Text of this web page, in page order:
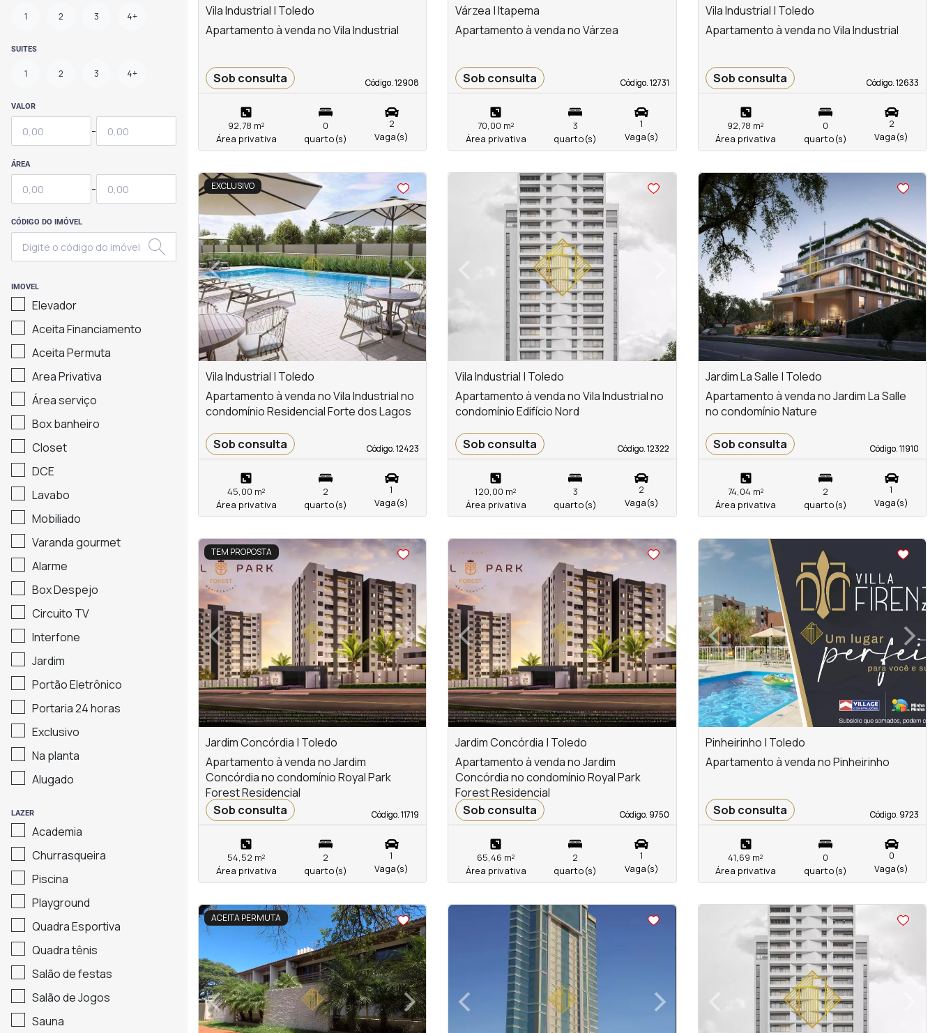
1 2 3 4+
SUITES
1 2 3 4+
VALOR
-
ÁREA
-
CÓDIGO DO IMÓVEL
IMOVEL
Elevador
Aceita Financiamento
Aceita Permuta
Area Privativa
Área serviço
Box banheiro
Closet
DCE
Lavabo
Mobiliado
Varanda gourmet
Alarme
Box Despejo
Circuito TV
Interfone
Jardim
Portão Eletrônico
Portaria 24 horas
Exclusivo
Na planta
Alugado
LAZER
Academia
Churrasqueira
Piscina
Playground
Quadra Esportiva
Quadra tênis
Salão de festas
Salão de Jogos
Sauna
Vila Industrial | Toledo
Código. 12908
Código. 12908
Apartamento à venda no Vila Industrial
Sob consulta
92,78 m²
Área privativa
0
quarto(s)
2
Vaga(s)
Várzea | Itapema
Código. 12731
Código. 12731
Apartamento à venda no Várzea
Sob consulta
70,00 m²
Área privativa
3
quarto(s)
1
Vaga(s)
Vila Industrial | Toledo
Código. 12633
Código. 12633
Apartamento à venda no Vila Industrial
Sob consulta
92,78 m²
Área privativa
0
quarto(s)
2
Vaga(s)
EXCLUSIVO
<<<<
‹Previous ›
Next
Vila Industrial | Toledo
Código. 12423
Código. 12423
Apartamento à venda no Vila Industrial no
condomínio Residencial Forte dos Lagos
Sob consulta
45,00 m²
Área privativa
2
quarto(s)
1
Vaga(s)
Previous
Vila Industrial | Toledo
Código. 12322
Código. 12322
Apartamento à venda no Vila Industrial no
condomínio Edifício Nord
Sob consulta
120,00 m²
Área privativa
3
quarto(s)
2
Vaga(s)
< <<<
‹Previous ›
Next
Jardim La Salle | Toledo
Código. 11910
Código. 11910
Apartamento à venda no Jardim La Salle
no condomínio Nature
Sob consulta
74,04 m²
Área privativa
2
quarto(s)
1
Vaga(s)
TEM PROPOSTA
<<<<
‹Previous ›
Next
Jardim Concórdia | Toledo
Código. 11719
Código. 11719
Apartamento à venda no Jardim
Concórdia no condomínio Royal Park
Forest Residencial
Sob consulta
54,52 m²
Área privativa
2
quarto(s)
1
Vaga(s)
<
‹Previous ›
Next
Jardim Concórdia | Toledo
Código. 9750
Código. 9750
Apartamento à venda no Jardim
Concórdia no condomínio Royal Park
Forest Residencial
Sob consulta
65,46 m²
Área privativa
2
quarto(s)
1
Vaga(s)
‹Previous ›
Next
Pinheirinho | Toledo
Código. 9723
Código. 9723
Apartamento à venda no Pinheirinho
Sob consulta
41,69 m²
Área privativa
0
quarto(s)
0
Vaga(s)
ACEITA PERMUTA
<<<<
‹Previous ›
Next
<
‹Previous ›
Next Previous